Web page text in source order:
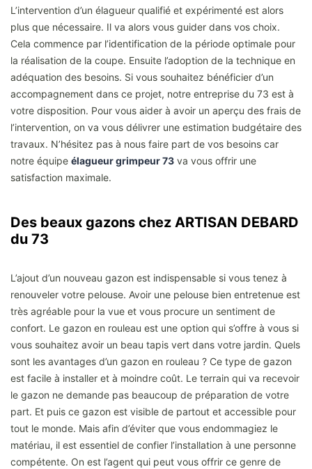
L’intervention d’un élagueur qualifié et expérimenté est alors
plus que nécessaire. Il va alors vous guider dans vos choix.
Cela commence par l’identification de la période optimale pour
la réalisation de la coupe. Ensuite l’adoption de la technique en
adéquation des besoins. Si vous souhaitez bénéficier d’un
accompagnement dans ce projet, notre entreprise du 73 est à
votre disposition. Pour vous aider à avoir un aperçu des frais de
l’intervention, on va vous délivrer une estimation budgétaire des
travaux. N’hésitez pas à nous faire part de vos besoins car
notre équipe élagueur grimpeur 73 va vous offrir une
satisfaction maximale.
Des beaux gazons chez ARTISAN DEBARD
du 73
L’ajout d’un nouveau gazon est indispensable si vous tenez à
renouveler votre pelouse. Avoir une pelouse bien entretenue est
très agréable pour la vue et vous procure un sentiment de
confort. Le gazon en rouleau est une option qui s’offre à vous si
vous souhaitez avoir un beau tapis vert dans votre jardin. Quels
sont les avantages d’un gazon en rouleau ? Ce type de gazon
est facile à installer et à moindre coût. Le terrain qui va recevoir
le gazon ne demande pas beaucoup de préparation de votre
part. Et puis ce gazon est visible de partout et accessible pour
tout le monde. Mais afin d’éviter que vous endommagiez le
matériau, il est essentiel de confier l’installation à une personne
compétente. On est l’agent qui peut vous offrir ce genre de